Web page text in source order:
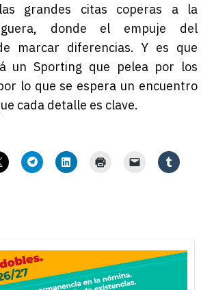
grandes citas coperas a la
donde el empuje del
marcar diferencias. Y es que
un Sporting que pelea por los
lo que se espera un encuentro
cada detalle es clave.